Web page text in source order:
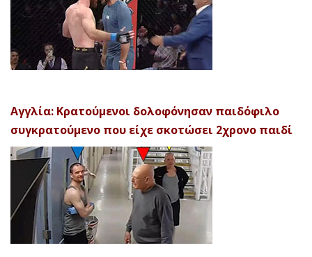
Αγγλία: Κρατούμενοι δολοφόνησαν παιδόφιλο
συγκρατούμενο που είχε σκοτώσει 2χρονο παιδί